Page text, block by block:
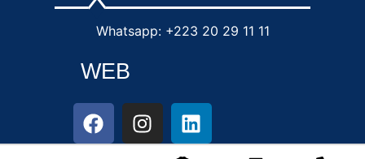
Whatsapp: +223 20 29 11 11
WEB